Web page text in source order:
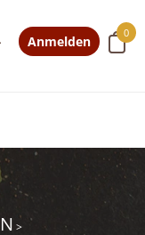
0
Anmelden
>